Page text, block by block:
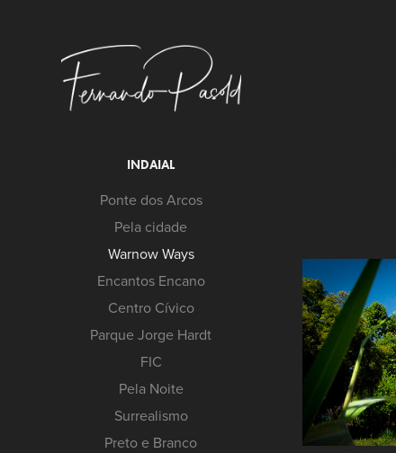
INDAIAL
Ponte dos Arcos
Pela cidade
Warnow Ways
Encantos Encano
Centro Cívico
Parque Jorge Hardt
FIC
Pela Noite
Surrealismo
Preto e Branco